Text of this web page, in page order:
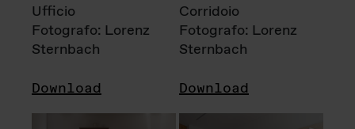
Ufficio
Fotografo: Lorenz
Sternbach
Download
Corridoio
Fotografo: Lorenz
Sternbach
Download